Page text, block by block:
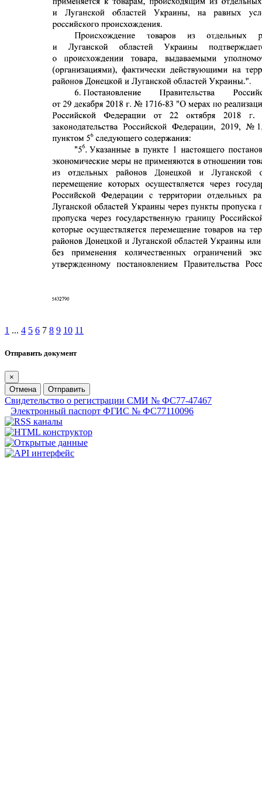
1 ... 4 5 6 7 8 9 10 11
Отправить документ
×
Отмена
Отправить
Свидетельство о регистрации СМИ № ФС77-47467
Электронный паспорт ФГИС № ФС77110096